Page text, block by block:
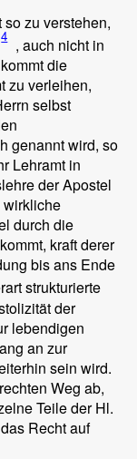
zu verstehen,
4 , auch nicht in
die
zu verleihen,
selbst
genannt wird, so
Lehramt in
der Apostel
wirkliche
durch die
kraft derer
bis ans Ende
strukturierte
der
lebendigen
an zur
sein wird.
Weg ab,
Teile der Hl.
Recht auf